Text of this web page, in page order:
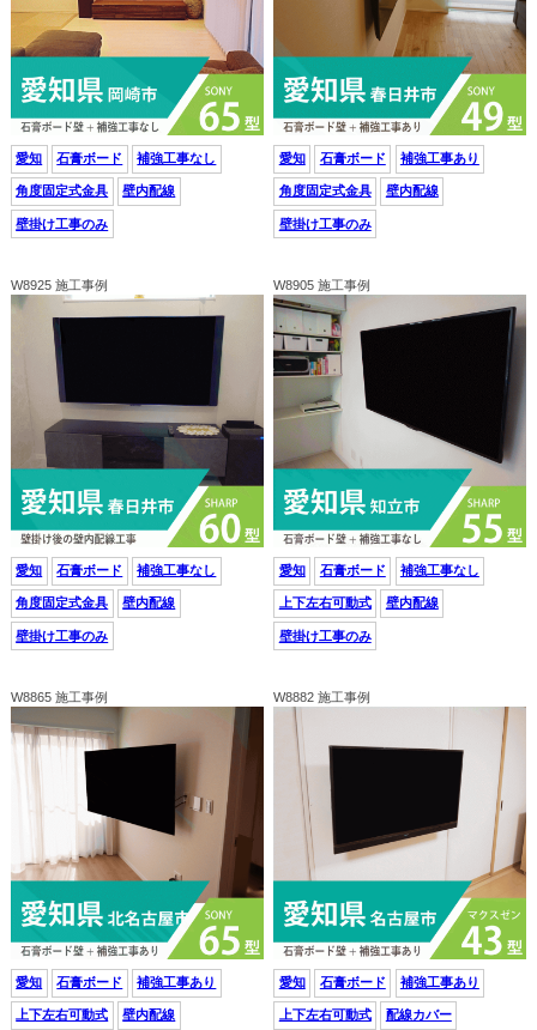
愛知 石膏ボード 補強工事なし
角度固定式金具 壁内配線
壁掛け工事のみ
愛知 石膏ボード 補強工事あり
角度固定式金具 壁内配線
壁掛け工事のみ
W8925 施工事例
愛知 石膏ボード 補強工事なし
角度固定式金具 壁内配線
壁掛け工事のみ
W8905 施工事例
愛知 石膏ボード 補強工事なし
上下左右可動式 壁内配線
壁掛け工事のみ
W8865 施工事例
愛知 石膏ボード 補強工事あり
上下左右可動式 壁内配線
W8882 施工事例
愛知 石膏ボード 補強工事あり
上下左右可動式 配線カバー